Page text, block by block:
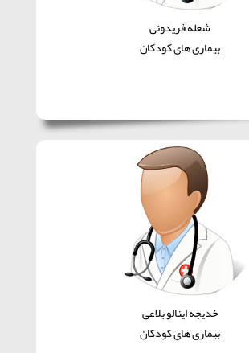
شعله فریدونی
بیماری های کودکان
خدیجه اینالو بلاعی
بیماری های کودکان